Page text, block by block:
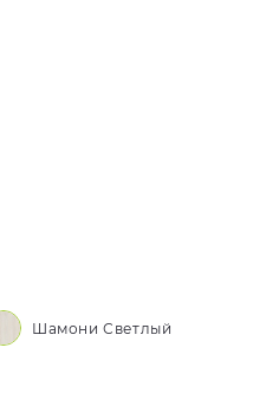
Шамони Светлый